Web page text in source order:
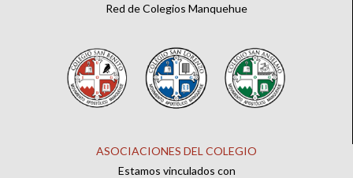
Red de Colegios Manquehue
ASOCIACIONES DEL COLEGIO
Estamos vinculados con